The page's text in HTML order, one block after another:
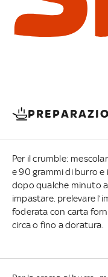
Per il crumble:
e 90 grammi di burro e
dopo qualche minuto
impastare. prelevare
foderata con carta
circa o fino a doratura.